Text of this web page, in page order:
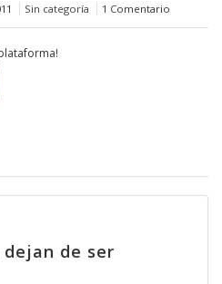
Sin categoría 1 Comentario
dejan de ser